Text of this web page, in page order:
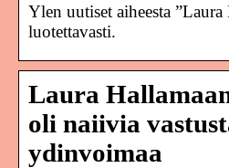
Ylen uutiset aiheesta ”Laura
luotettavasti.
Laura
oli naiivia
ydinvoimaa